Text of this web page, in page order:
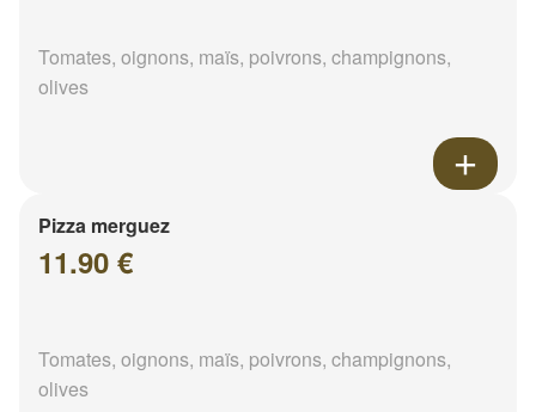
Tomates, oignons, maïs, poivrons, champignons,
olives
Pizza merguez
11.90 €
Tomates, oignons, maïs, poivrons, champignons,
olives